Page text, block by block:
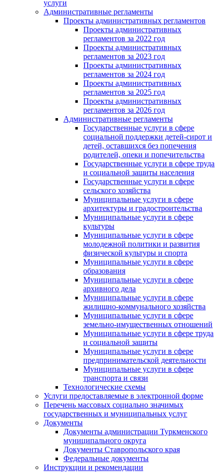
услуги
Административные регламенты
Проекты административных регламентов
Проекты административных
регламентов за 2022 год
Проекты административных
регламентов за 2023 год
Проекты административных
регламентов за 2024 год
Проекты административных
регламентов за 2025 год
Проекты административных
регламентов за 2026 год
Административные регламенты
Государственные услуги в сфере
социальной поддержки детей-сирот и
детей, оставшихся без попечения
родителей, опеки и попечительства
Государственные услуги в сфере труда
и социальной защиты населения
Государственные услуги в сфере
сельского хозяйства
Муниципальные услуги в сфере
архитектуры и градостроительства
Муниципальные услуги в сфере
культуры
Муниципальные услуги в сфере
молодежной политики и развития
физической культуры и спорта
Муниципальные услуги в сфере
образования
Муниципальные услуги в сфере
архивного дела
Муниципальные услуги в сфере
жилищно-коммунального хозяйства
Муниципальные услуги в сфере
земельно-имущественных отношений
Муниципальные услуги в сфере труда
и социальной защиты
Муниципальные услуги в сфере
предпринимательской деятельности
Муниципальные услуги в сфере
транспорта и связи
Технологические схемы
Услуги предоставляемые в электронной форме
Перечень массовых социально значимых
государственных и муниципальных услуг
Документы
Документы администрации Туркменского
муниципального округа
Документы Ставропольского края
Федеральные документы
Инструкции и рекомендации